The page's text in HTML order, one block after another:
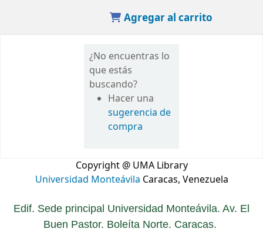
Agregar al carrito
¿No encuentras lo
que estás
buscando?
Hacer una
sugerencia de
compra
Copyright @ UMA Library
Universidad Monteávila Caracas, Venezuela
Edif. Sede principal Universidad Monteávila. Av. El
Buen Pastor. Boleíta Norte. Caracas.